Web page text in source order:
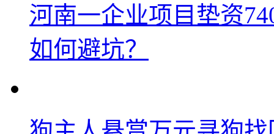
河南一企业项目垫资
如何避坑？